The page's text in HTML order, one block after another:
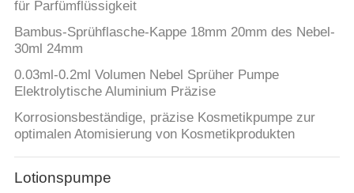
für Parfümflüssigkeit
Bambus-Sprühflasche-Kappe 18mm 20mm des Nebel-
30ml 24mm
0.03ml-0.2ml Volumen Nebel Sprüher Pumpe
Elektrolytische Aluminium Präzise
Korrosionsbeständige, präzise Kosmetikpumpe zur
optimalen Atomisierung von Kosmetikprodukten
Lotionspumpe